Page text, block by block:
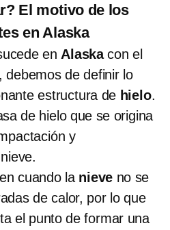
El motivo de los
en Alaska
en Alaskacon el
, debemos de definir lo
estructura de hielo.
de hielo que se origina
y
cuando la nieve no se
de calor, por lo que
el punto de formar una